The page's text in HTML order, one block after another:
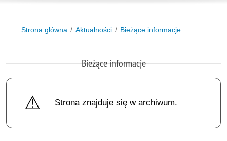
Strona główna Aktualności Bieżące informacje
Bieżące informacje
Strona znajduje się w archiwum.